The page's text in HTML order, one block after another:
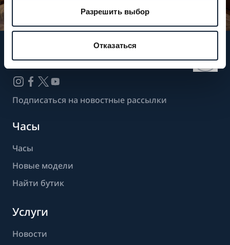
Разрешить выбор
Отказаться
Подписаться на новостные рассылки
Часы
Часы
Новые модели
Найти бутик
Услуги
Новости